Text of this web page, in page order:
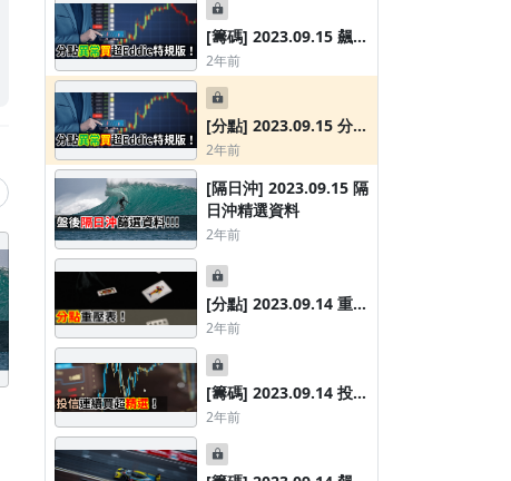
隔日沖-2026.07.31-隔日沖精選資
5天前
隔日沖-2026.07.30-隔
[籌碼] 2023.09.15 飆股
特搜表
2年前
[分點] 2023.09.15 分點
異常買超Eddie特規版
2年前
[隔日沖] 2023.09.15 隔
日沖精選資料
2年前
[分點] 2023.09.14 重壓
分點券商表
2年前
[籌碼] 2023.09.14 投信
連續買超精選
2年前